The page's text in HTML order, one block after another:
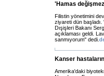
'Hamas
Filistin yönetimini
ziyareti dün
Dışişleri Bakanı
açıklaması geldi.
sanmıyorum" dedi.
Kanser
Amerika'daki